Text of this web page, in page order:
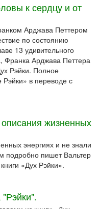
к сердцу и от
Арджава Петтером
по состоянию
13 удивительного
Франка Арджава Петтера
Рэйки. Полное
Рэйки» в переводе с
жизненных
энергиях и не знали
подробно пишет Вальтер
«Дух Рэйки».